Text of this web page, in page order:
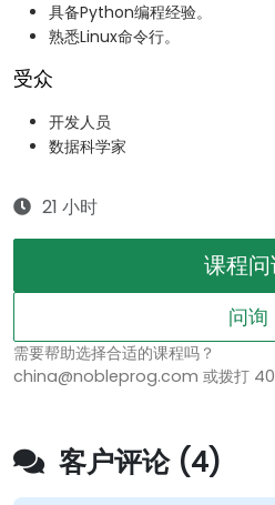
具备Python编程经验。
熟悉Linux命令行。
受众
开发人员
数据科学家
21 小时
课程
问询
需要帮助选择合适的课程吗？
china@nobleprog.com 或拨打
客户评论 (4)